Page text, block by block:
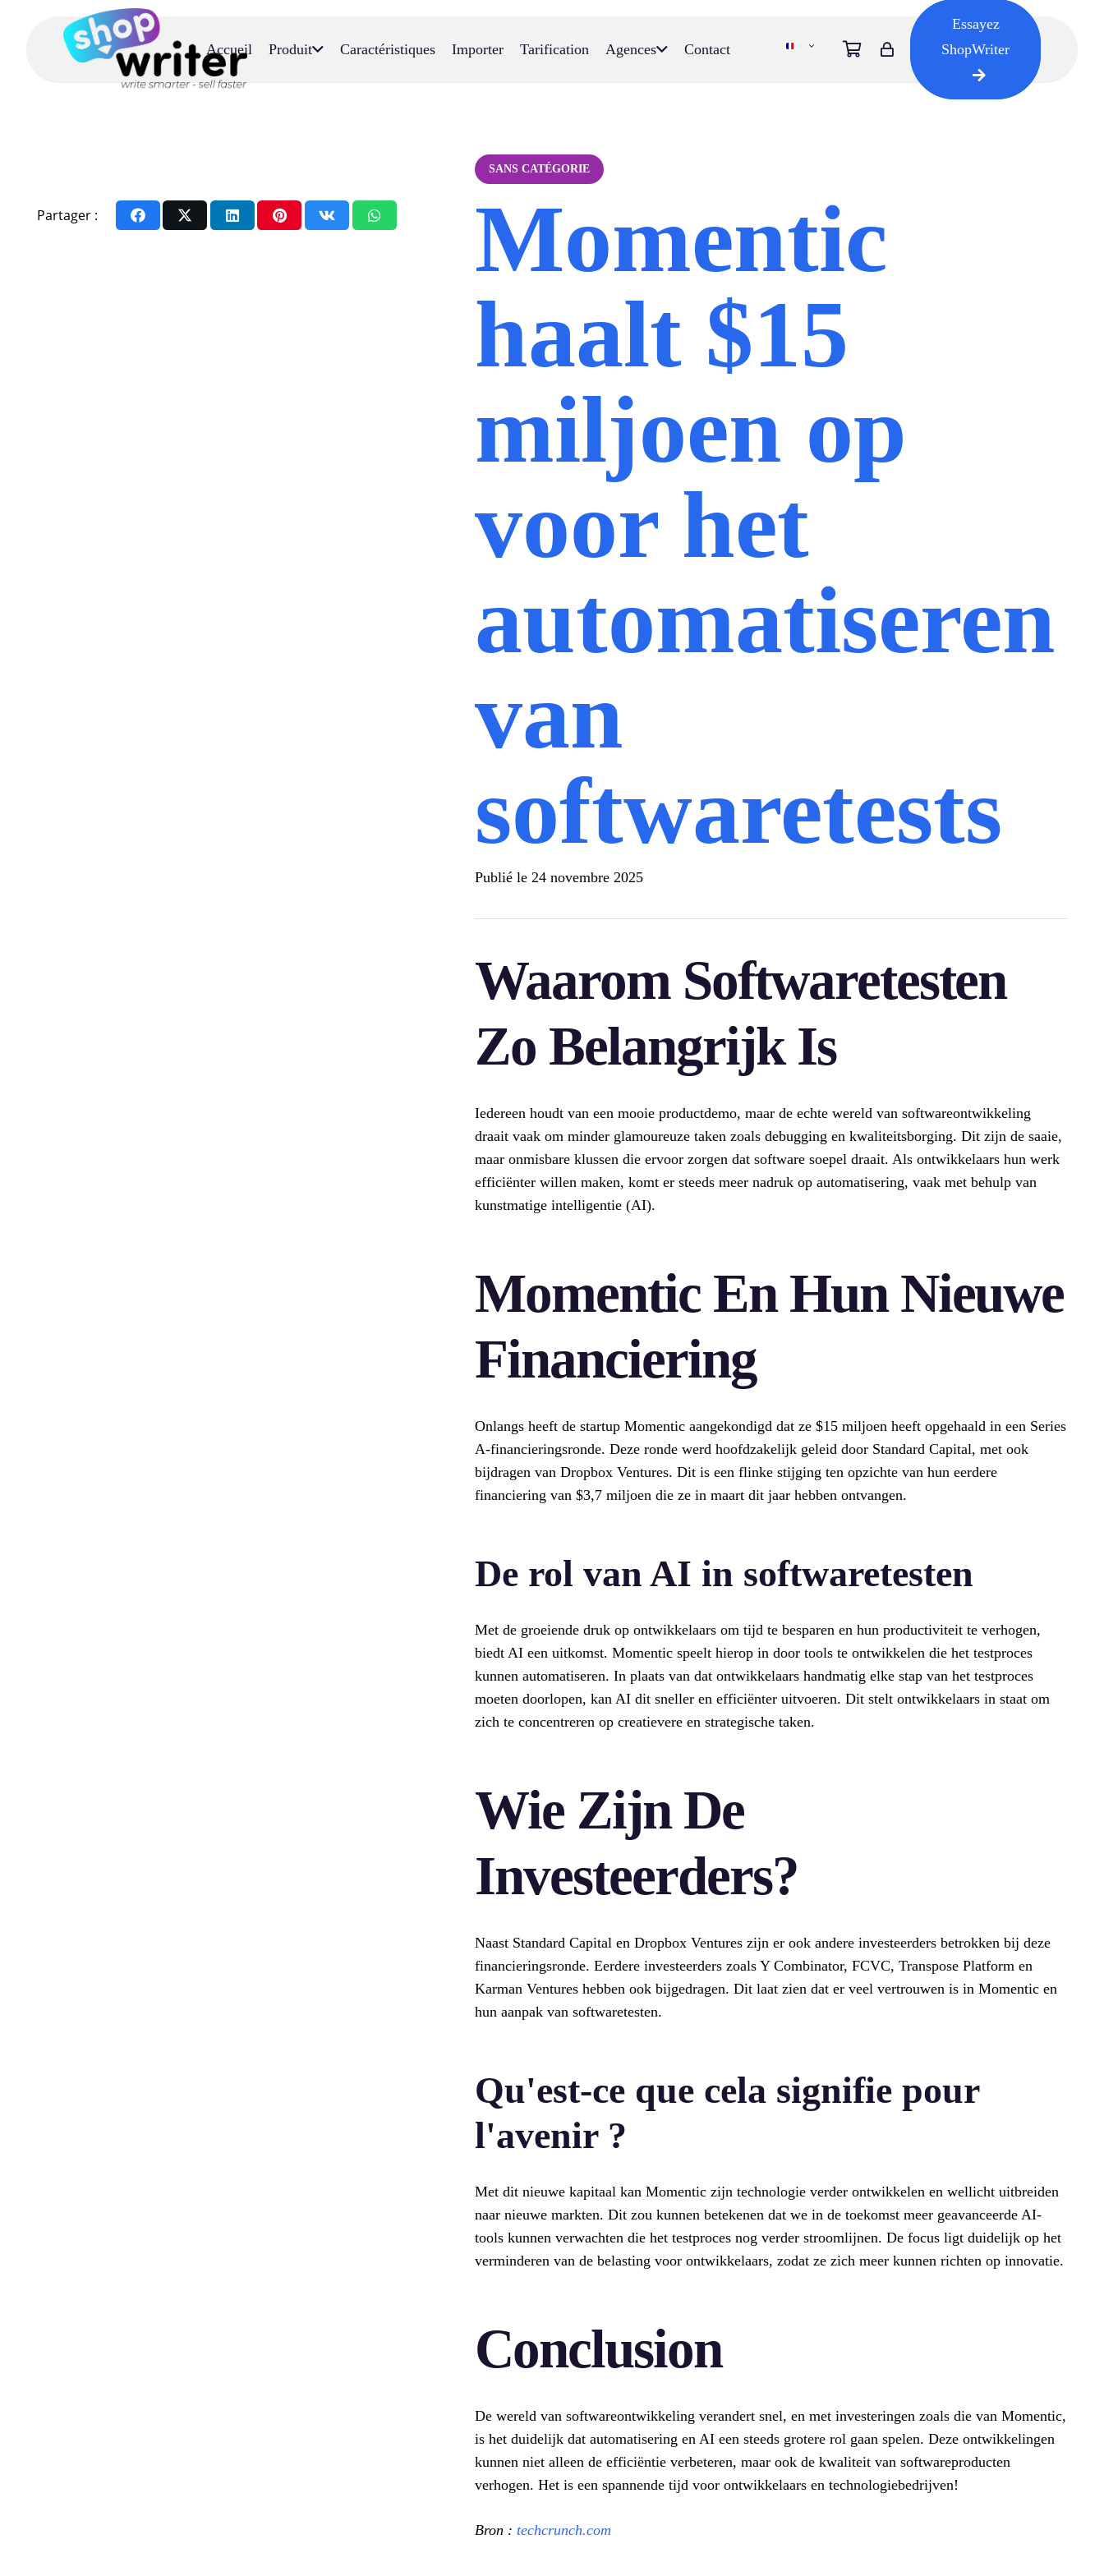
Accueil Produit Caractéristiques Importer Tarification Agences Contact
Essayez
ShopWriter
Partager :
SANS CATÉGORIE
Momentic
haalt $15
miljoen op
voor het
automatiseren
van
softwaretests
Publié le 24 novembre 2025
Waarom Softwaretesten
Zo Belangrijk Is
Iedereen houdt van een mooie productdemo, maar de echte wereld van softwareontwikkeling
draait vaak om minder glamoureuze taken zoals debugging en kwaliteitsborging. Dit zijn de saaie,
maar onmisbare klussen die ervoor zorgen dat software soepel draait. Als ontwikkelaars hun werk
efficiënter willen maken, komt er steeds meer nadruk op automatisering, vaak met behulp van
kunstmatige intelligentie (AI).
Momentic En Hun Nieuwe
Financiering
Onlangs heeft de startup Momentic aangekondigd dat ze $15 miljoen heeft opgehaald in een Series
A-financieringsronde. Deze ronde werd hoofdzakelijk geleid door Standard Capital, met ook
bijdragen van Dropbox Ventures. Dit is een flinke stijging ten opzichte van hun eerdere
financiering van $3,7 miljoen die ze in maart dit jaar hebben ontvangen.
De rol van AI in softwaretesten
Met de groeiende druk op ontwikkelaars om tijd te besparen en hun productiviteit te verhogen,
biedt AI een uitkomst. Momentic speelt hierop in door tools te ontwikkelen die het testproces
kunnen automatiseren. In plaats van dat ontwikkelaars handmatig elke stap van het testproces
moeten doorlopen, kan AI dit sneller en efficiënter uitvoeren. Dit stelt ontwikkelaars in staat om
zich te concentreren op creatievere en strategische taken.
Wie Zijn De
Investeerders?
Naast Standard Capital en Dropbox Ventures zijn er ook andere investeerders betrokken bij deze
financieringsronde. Eerdere investeerders zoals Y Combinator, FCVC, Transpose Platform en
Karman Ventures hebben ook bijgedragen. Dit laat zien dat er veel vertrouwen is in Momentic en
hun aanpak van softwaretesten.
Qu'est-ce que cela signifie pour
l'avenir ?
Met dit nieuwe kapitaal kan Momentic zijn technologie verder ontwikkelen en wellicht uitbreiden
naar nieuwe markten. Dit zou kunnen betekenen dat we in de toekomst meer geavanceerde AI-
tools kunnen verwachten die het testproces nog verder stroomlijnen. De focus ligt duidelijk op het
verminderen van de belasting voor ontwikkelaars, zodat ze zich meer kunnen richten op innovatie.
Conclusion
De wereld van softwareontwikkeling verandert snel, en met investeringen zoals die van Momentic,
is het duidelijk dat automatisering en AI een steeds grotere rol gaan spelen. Deze ontwikkelingen
kunnen niet alleen de efficiëntie verbeteren, maar ook de kwaliteit van softwareproducten
verhogen. Het is een spannende tijd voor ontwikkelaars en technologiebedrijven!
Bron : techcrunch.com